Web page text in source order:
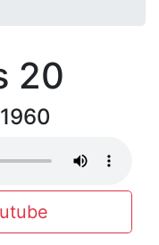
20